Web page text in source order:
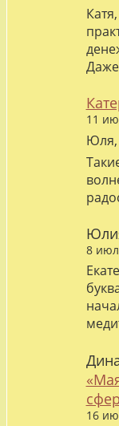
11
Юля,
8
16